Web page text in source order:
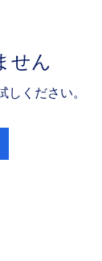
せん
ください。